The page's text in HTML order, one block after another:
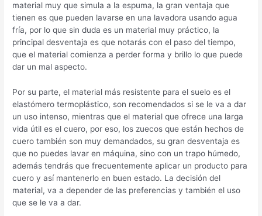
material muy que simula a la espuma, la gran ventaja que
tienen es que pueden lavarse en una lavadora usando agua
fría, por lo que sin duda es un material muy práctico, la
principal desventaja es que notarás con el paso del tiempo,
que el material comienza a perder forma y brillo lo que puede
dar un mal aspecto.
Por su parte, el material más resistente para el suelo es el
elastómero termoplástico, son recomendados si se le va a dar
un uso intenso, mientras que el material que ofrece una larga
vida útil es el cuero, por eso, los zuecos que están hechos de
cuero también son muy demandados, su gran desventaja es
que no puedes lavar en máquina, sino con un trapo húmedo,
además tendrás que frecuentemente aplicar un producto para
cuero y así mantenerlo en buen estado. La decisión del
material, va a depender de las preferencias y también el uso
que se le va a dar.